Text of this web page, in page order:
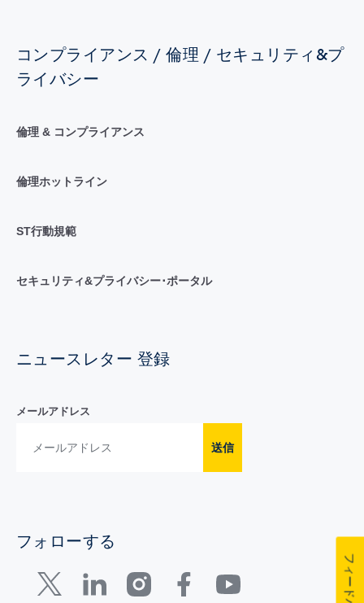
コンプライアンス / 倫理 / セキュリティ&プ
ライバシー
倫理 & コンプライアンス
倫理ホットライン
ST行動規範
セキュリティ&プライバシー･ポータル
ニュースレター 登録
メールアドレス
送信
フォローする